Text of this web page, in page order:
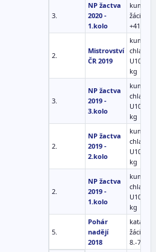
3.
NP žactva
2020 -
1.kolo
kumite
žáci (10-
+41kg
2.
Mistrovství
ČR 2019
kumite
chlapci
U10 +32
kg
3.
NP žactva
2019 -
3.kolo
kumite
chlapci
U10 +32
kg
2.
NP žactva
2019 -
2.kolo
kumite
chlapci
U10 +32
kg
2.
NP žactva
2019 -
1.kolo
kumite
chlapci
U10 +32
kg
5.
Pohár
nadějí
2018
kata ml.
žáci (7
8.-7.kyu